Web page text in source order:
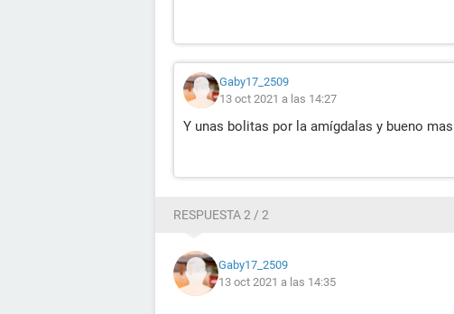
Gaby17_2509
13 oct 2021 a las 14:27
Y unas bolitas por la amígdalas y bueno
RESPUESTA 2 / 2
Gaby17_2509
13 oct 2021 a las 14:35